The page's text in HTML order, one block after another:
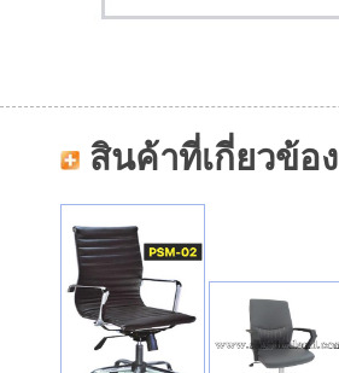
สินค้าที่เกี่ยวข้อง